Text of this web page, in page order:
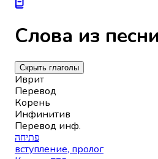
Скрыть глаголы
Иврит
Перевод
Корень
Инфинитив
Перевод инф.
פתיחה
вступление, пролог